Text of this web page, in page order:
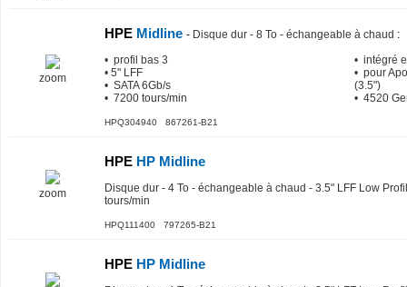
zoom
HPE Midline - Disque dur - 8 To - échangeable à chaud :
• profil bas 3
• 5" LFF
• SATA 6Gb/s
• 7200 tours/min
• intégré
• pour
(3.5")
• 4520
HPQ304940 867261-B21
zoom
HPE HP Midline
Disque dur - 4 To - échangeable à chaud - 3.5" LFF Low
tours/min
HPQ111400 797265-B21
HPE HP Midline